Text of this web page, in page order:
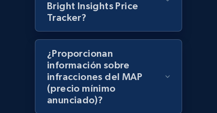
products using specified keywords
URL, Product id, Title, Images, Final price,
Currency, Discount, Initial price, and more.
1.1K+
Bright Insights Price
Tracker?
¿Proporcionan
información sobre
infracciones del MAP
(precio mínimo
anunciado)?